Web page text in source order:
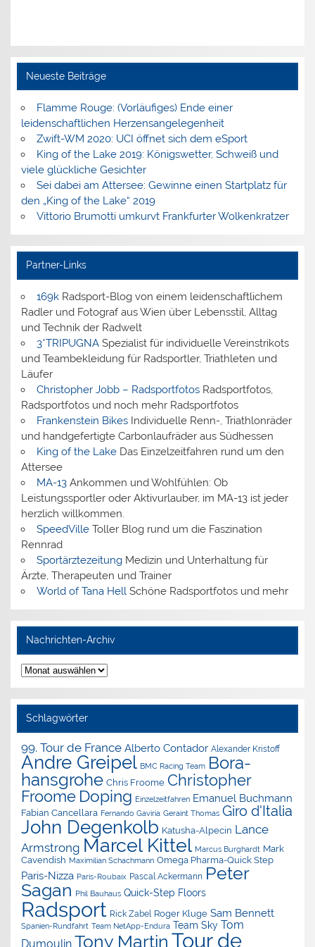
Neueste Beiträge
Flamme Rouge: (Vorläufiges) Ende einer
leidenschaftlichen Herzensangelegenheit
Zwift-WM 2020: UCI öffnet sich dem eSport
King of the Lake 2019: Königswetter, Schweiß und
viele glückliche Gesichter
Sei dabei am Attersee: Gewinne einen Startplatz für
den „King of the Lake“ 2019
Vittorio Brumotti umkurvt Frankfurter Wolkenkratzer
Partner-Links
169kRadsport-Blog von einem leidenschaftlichem
Radler und Fotograf aus Wien über Lebensstil, Alltag
und Technik der Radwelt
3*TRIPUGNASpezialist für individuelle Vereinstrikots
und Teambekleidung für Radsportler, Triathleten und
Läufer
Christopher Jobb – RadsportfotosRadsportfotos,
Radsportfotos und noch mehr Radsportfotos
Frankenstein BikesIndividuelle Renn-, Triathlonräder
und handgefertigte Carbonlaufräder aus Südhessen
King of the LakeDas Einzelzeitfahren rund um den
Attersee
MA-13Ankommen und Wohlfühlen: Ob
Leistungssportler oder Aktivurlauber, im MA-13 ist jeder
herzlich willkommen.
SpeedVilleToller Blog rund um die Faszination
Rennrad
SportärztezeitungMedizin und Unterhaltung für
Ärzte, Therapeuten und Trainer
World of Tana HellSchöne Radsportfotos und mehr
Nachrichten-Archiv
Nachrichten-
Archiv
Schlagwörter
99. Tour de France Alberto Contador Alexander Kristoff
Andre Greipel BMC Racing Team Bora-
hansgrohe Chris Froome Christopher
Froome Doping Einzelzeitfahren Emanuel Buchmann
Fabian Cancellara Fernando Gaviria Geraint Thomas Giro d'Italia
John Degenkolb Katusha-Alpecin Lance
Armstrong Marcel Kittel Marcus Burghardt Mark
Cavendish Maximilian Schachmann Omega Pharma-Quick Step
Paris-Nizza Paris-Roubaix Pascal Ackermann Peter
Sagan Phil Bauhaus Quick-Step Floors
Radsport Rick Zabel Roger Kluge Sam Bennett
Spanien-Rundfahrt Team NetApp-Endura Team Sky Tom
Dumoulin Tony Martin Tour de